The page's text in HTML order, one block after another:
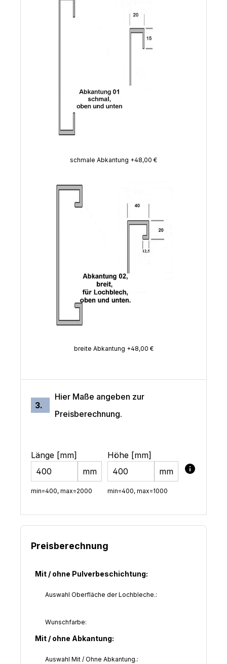
schmale Abkantung +48,00 €
breite Abkantung +48,00 €
3.
Hier Maße angeben zur
Preisberechnung.
Länge [mm]
mm
Höhe [mm]
mm
min=400, max=2000 min=400, max=1000
Preisberechnung
Mit / ohne Pulverbeschichtung:
Auswahl Oberfläche der Lochbleche.:
Wunschfarbe:
Mit / ohne Abkantung:
Auswahl Mit / Ohne Abkantung.: